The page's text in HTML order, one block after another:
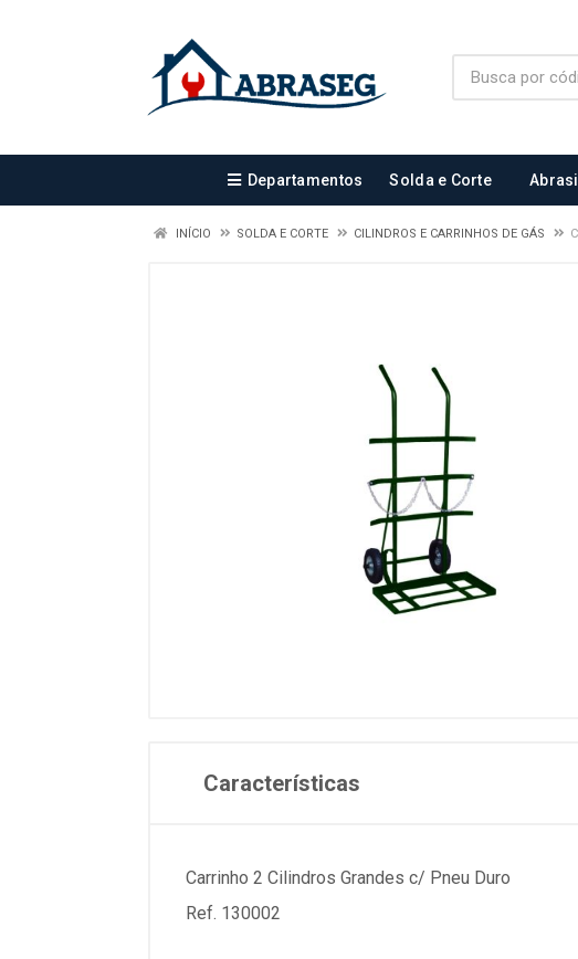
Departamentos Solda e Corte
INÍCIO SOLDA E CORTE CILINDROS E CARRINHOS DE GÁS
Características
Carrinho 2 Cilindros Grandes c/ Pneu Duro
Ref. 130002